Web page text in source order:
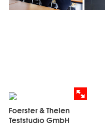
Foerster & Thelen
Teststudio GmbH